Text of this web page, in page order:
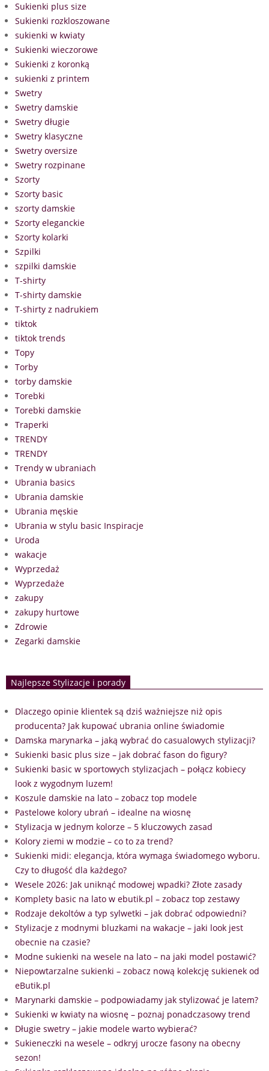
Sukienki plus size
Sukienki rozkloszowane
sukienki w kwiaty
Sukienki wieczorowe
Sukienki z koronką
sukienki z printem
Swetry
Swetry damskie
Swetry długie
Swetry klasyczne
Swetry oversize
Swetry rozpinane
Szorty
Szorty basic
szorty damskie
Szorty eleganckie
Szorty kolarki
Szpilki
szpilki damskie
T-shirty
T-shirty damskie
T-shirty z nadrukiem
tiktok
tiktok trends
Topy
Torby
torby damskie
Torebki
Torebki damskie
Traperki
TRENDY
TRENDY
Trendy w ubraniach
Ubrania basics
Ubrania damskie
Ubrania męskie
Ubrania w stylu basic Inspiracje
Uroda
wakacje
Wyprzedaż
Wyprzedaże
zakupy
zakupy hurtowe
Zdrowie
Zegarki damskie
Najlepsze Stylizacje i porady
Dlaczego opinie klientek są dziś ważniejsze niż opis
producenta? Jak kupować ubrania online świadomie
Damska marynarka – jaką wybrać do casualowych stylizacji?
Sukienki basic plus size – jak dobrać fason do figury?
Sukienki basic w sportowych stylizacjach – połącz kobiecy
look z wygodnym luzem!
Koszule damskie na lato – zobacz top modele
Pastelowe kolory ubrań – idealne na wiosnę
Stylizacja w jednym kolorze – 5 kluczowych zasad
Kolory ziemi w modzie – co to za trend?
Sukienki midi: elegancja, która wymaga świadomego wyboru.
Czy to długość dla każdego?
Wesele 2026: Jak uniknąć modowej wpadki? Złote zasady
Komplety basic na lato w ebutik.pl – zobacz top zestawy
Rodzaje dekoltów a typ sylwetki – jak dobrać odpowiedni?
Stylizacje z modnymi bluzkami na wakacje – jaki look jest
obecnie na czasie?
Modne sukienki na wesele na lato – na jaki model postawić?
Niepowtarzalne sukienki – zobacz nową kolekcję sukienek od
eButik.pl
Marynarki damskie – podpowiadamy jak stylizować je latem?
Sukienki w kwiaty na wiosnę – poznaj ponadczasowy trend
Długie swetry – jakie modele warto wybierać?
Sukieneczki na wesele – odkryj urocze fasony na obecny
sezon!